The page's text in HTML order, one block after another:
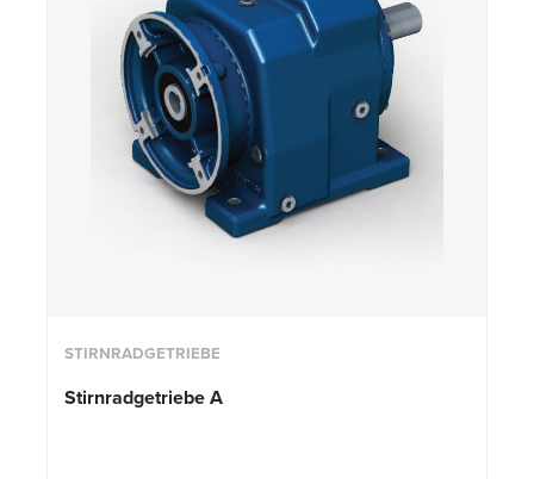
STIRNRADGETRIEBE
Stirnradgetriebe A